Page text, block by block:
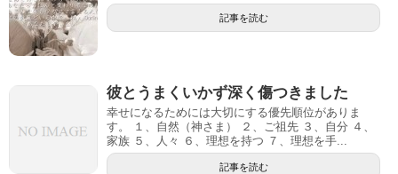
記事を読む
彼とうまくいかず深く傷つきました
幸せになるためには大切にする優先順位がありま
す。 １、自然（神さま） ２、ご祖先 ３、自分 ４、
家族 ５、人々 ６、理想を持つ ７、理想を手...
記事を読む